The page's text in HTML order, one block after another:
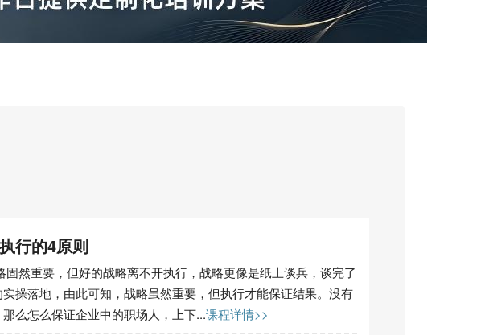
行的4原则
固然重要，但好的战略离不开执行，战略更像是纸上谈兵，谈完了
操落地，由此可知，战略虽然重要，但执行才能保证结果。没有
么怎么保证企业中的职场人，上下...课程详情>>